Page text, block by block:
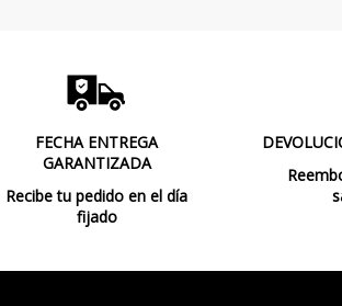
FECHA ENTREGA
GARANTIZADA
Recibe tu pedido en el día
fijado